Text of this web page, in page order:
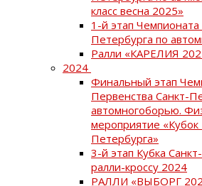
класс весна 2025»
1-й этап
Петербурга по
Ралли «КАРЕЛИЯ
2024
Финальный этап
Первенства Санкт-
автомногоборью.
мероприятие «Кубок
Петербурга»
3-й этап Кубка
ралли-кроссу 2024
РАЛЛИ «ВЫБОРГ